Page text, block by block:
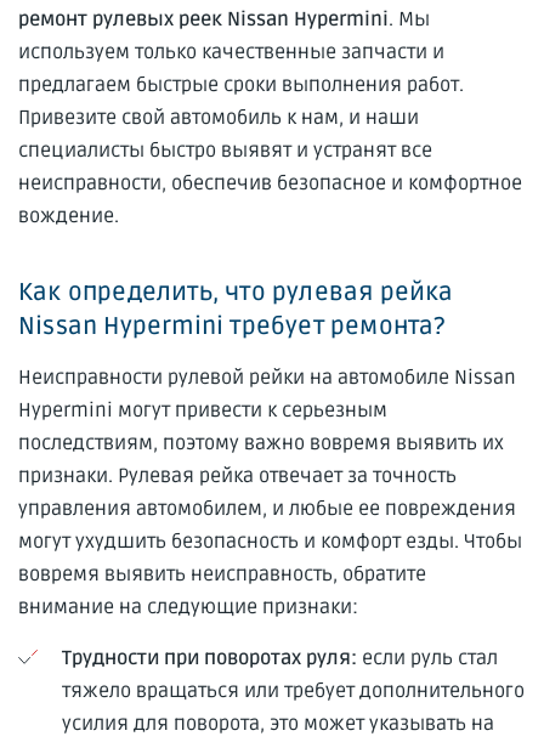
ремонт рулевых реек Nissan Hypermini. Мы
используем только качественные запчасти и
предлагаем быстрые сроки выполнения работ.
Привезите свой автомобиль к нам, и наши
специалисты быстро выявят и устранят все
неисправности, обеспечив безопасное и комфортное
вождение.
Как определить, что рулевая рейка
Nissan Hypermini требует ремонта?
Неисправности рулевой рейки на автомобиле Nissan
Hypermini могут привести к серьезным
последствиям, поэтому важно вовремя выявить их
признаки. Рулевая рейка отвечает за точность
управления автомобилем, и любые ее повреждения
могут ухудшить безопасность и комфорт езды. Чтобы
вовремя выявить неисправность, обратите
внимание на следующие признаки:
Трудности при поворотах руля: если руль стал
тяжело вращаться или требует дополнительного
усилия для поворота, это может указывать на